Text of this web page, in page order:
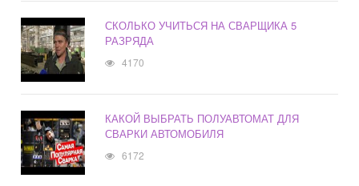
СКОЛЬКО УЧИТЬСЯ НА СВАРЩИКА 5
РАЗРЯДА
4170
КАКОЙ ВЫБРАТЬ ПОЛУАВТОМАТ ДЛЯ
СВАРКИ АВТОМОБИЛЯ
6172